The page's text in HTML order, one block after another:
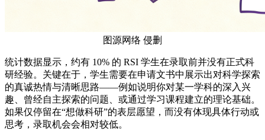
图源网络 侵删
统计数据显示，约有 10% 的 RSI 学生在录取前并没有正式科
研经验。关键在于，学生需要在申请文书中展示出对科学探索
的真诚热情与清晰思路——例如说明你对某一学科的深入兴
趣、曾经自主探索的问题、或通过学习课程建立的理论基础。
如果仅停留在“想做科研”的表层愿望，而没有体现具体行动或
思考，录取机会会相对较低。